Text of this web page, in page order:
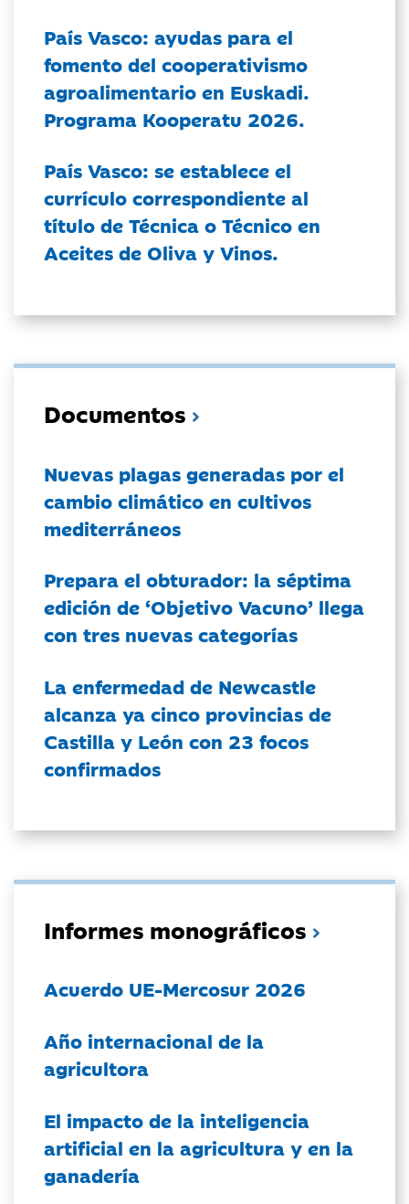
País Vasco: ayudas para el
fomento del cooperativismo
agroalimentario en Euskadi.
Programa Kooperatu 2026.
País Vasco: se establece el
currículo correspondiente al
título de Técnica o Técnico en
Aceites de Oliva y Vinos.
Documentos
Nuevas plagas generadas por el
cambio climático en cultivos
mediterráneos
Prepara el obturador: la séptima
edición de ‘Objetivo Vacuno’ llega
con tres nuevas categorías
La enfermedad de Newcastle
alcanza ya cinco provincias de
Castilla y León con 23 focos
confirmados
Informes monográficos
Acuerdo UE-Mercosur 2026
Año internacional de la
agricultora
El impacto de la inteligencia
artificial en la agricultura y en la
ganadería